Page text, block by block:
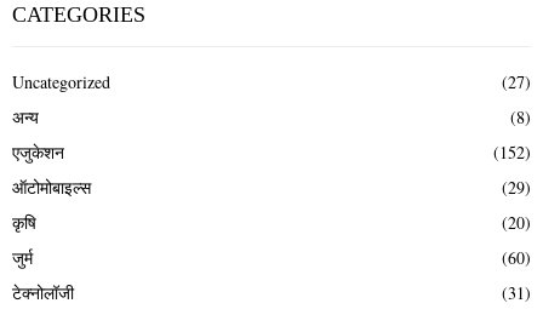
CATEGORIES
Uncategorized
(27)
अन्य
(8)
एजुकेशन
(152)
ऑटोमोबाइल्स
(29)
कृषि
(20)
जुर्म
(60)
टेक्नोलॉजी
(31)